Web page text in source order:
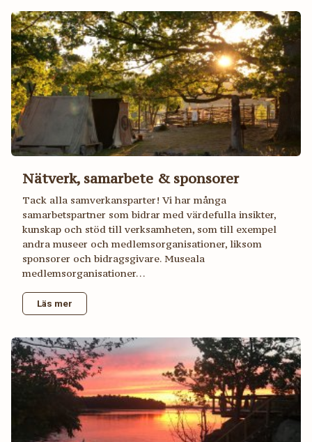
Nätverk, samarbete & sponsorer
Tack alla samverkansparter! Vi har många
samarbetspartner som bidrar med värdefulla insikter,
kunskap och stöd till verksamheten, som till exempel
andra museer och medlemsorganisationer, liksom
sponsorer och bidragsgivare. Museala
medlemsorganisationer…
Läs mer